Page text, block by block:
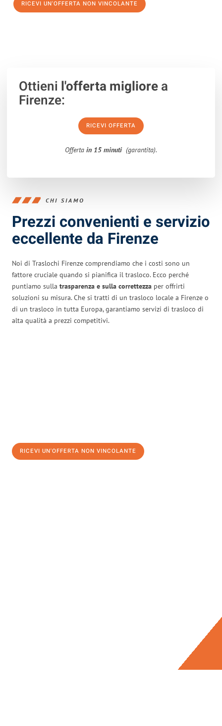
RICEVI UN'OFFERTA NON VINCOLANTE
Ottieni l'offerta migliorea
Firenze:
RICEVI OFFERTA
Offerta in 15 minuti (garantita).
CHI SIAMO
Prezzi convenienti e servizio
eccellente da Firenze
Noi di Traslochi Firenze comprendiamo che i costi sono un
fattore cruciale quando si pianifica il trasloco. Ecco perché
puntiamo sulla trasparenza e sulla correttezza per offrirti
soluzioni su misura. Che si tratti di un trasloco locale a Firenze o
di un trasloco in tutta Europa, garantiamo servizi di trasloco di
alta qualità a prezzi competitivi.
RICEVI UN'OFFERTA NON VINCOLANTE